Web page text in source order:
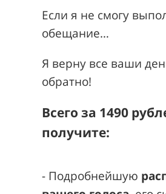
Если я не смогу
обещание…
Я верну все ваши
обратно!
Всего за 1490
получите:
- Подробнейшую